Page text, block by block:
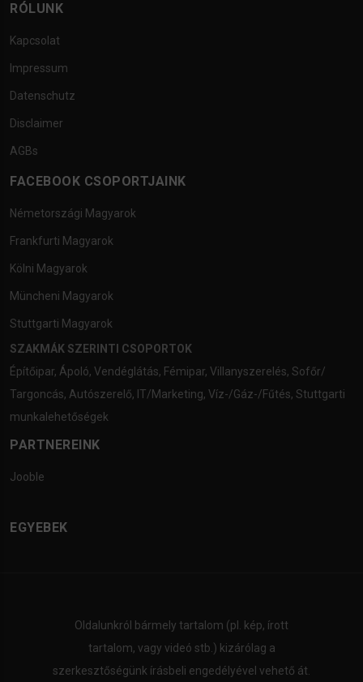
RÓLUNK
Kapcsolat
Impressum
Datenschutz
Disclaimer
AGBs
FACEBOOK CSOPORTJAINK
Németországi Magyarok
Frankfurti Magyarok
Kölni Magyarok
Müncheni Magyarok
Stuttgarti Magyarok
SZAKMÁK SZERINTI CSOPORTOK
Építőipar, Ápoló, Vendéglátás, Fémipar, Villanyszerelés, Sofőr/
Targoncás, Autószerelő, IT/Marketing, Víz-/Gáz-/Fűtés, Stuttgarti
munkalehetőségek
PARTNEREINK
Jooble
EGYEBEK
Oldalunkról bármely tartalom (pl. kép, írott
tartalom, vagy videó stb.) kizárólag a
szerkesztőségünk írásbeli engedélyével vehető át.